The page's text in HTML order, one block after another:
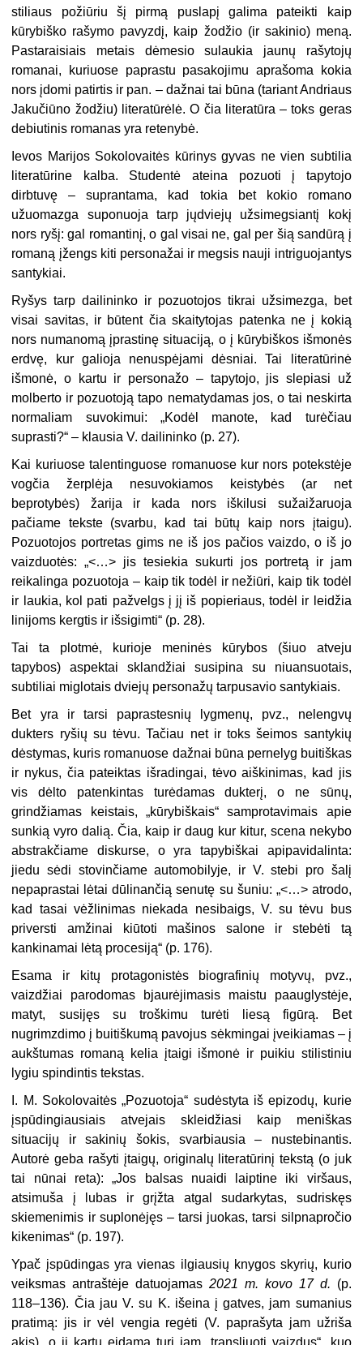
stiliaus požiūriu šį pirmą puslapį galima pateikti kaip
kūrybiško rašymo pavyzdį, kaip žodžio (ir sakinio) meną.
Pastaraisiais metais dėmesio sulaukia jaunų rašytojų
romanai, kuriuose paprastu pasakojimu aprašoma kokia
nors įdomi patirtis ir pan. – dažnai tai būna (tariant Andriaus
Jakučiūno žodžiu) literatūrėlė. O čia literatūra – toks geras
debiutinis romanas yra retenybė.
Ievos Marijos Sokolovaitės kūrinys gyvas ne vien subtilia
literatūrine kalba. Studentė ateina pozuoti į tapytojo
dirbtuvę – suprantama, kad tokia bet kokio romano
užuomazga suponuoja tarp jųdviejų užsimegsiantį kokį
nors ryšį: gal romantinį, o gal visai ne, gal per šią sandūrą į
romaną įžengs kiti personažai ir megsis nauji intriguojantys
santykiai.
Ryšys tarp dailininko ir pozuotojos tikrai užsimezga, bet
visai savitas, ir būtent čia skaitytojas patenka ne į kokią
nors numanomą įprastinę situaciją, o į kūrybiškos išmonės
erdvę, kur galioja nenuspėjami dėsniai. Tai literatūrinė
išmonė, o kartu ir personažo – tapytojo, jis slepiasi už
molberto ir pozuotoją tapo nematydamas jos, o tai neskirta
normaliam suvokimui: „Kodėl manote, kad turėčiau
suprasti?“ – klausia V. dailininko (p. 27).
Kai kuriuose talentinguose romanuose kur nors potekstėje
vogčia žerplėja nesuvokiamos keistybės (ar net
beprotybės) žarija ir kada nors iškilusi sužaižaruoja
pačiame tekste (svarbu, kad tai būtų kaip nors įtaigu).
Pozuotojos portretas gims ne iš jos pačios vaizdo, o iš jo
vaizduotės: „<…> jis tesiekia sukurti jos portretą ir jam
reikalinga pozuotoja – kaip tik todėl ir nežiūri, kaip tik todėl
ir laukia, kol pati pažvelgs į jį iš popieriaus, todėl ir leidžia
linijoms kergtis ir išsigimti“ (p. 28).
Tai ta plotmė, kurioje meninės kūrybos (šiuo atveju
tapybos) aspektai sklandžiai susipina su niuansuotais,
subtiliai miglotais dviejų personažų tarpusavio santykiais.
Bet yra ir tarsi paprastesnių lygmenų, pvz., nelengvų
dukters ryšių su tėvu. Tačiau net ir toks šeimos santykių
dėstymas, kuris romanuose dažnai būna pernelyg buitiškas
ir nykus, čia pateiktas išradingai, tėvo aiškinimas, kad jis
vis dėlto patenkintas turėdamas dukterį, o ne sūnų,
grindžiamas keistais, „kūrybiškais“ samprotavimais apie
sunkią vyro dalią. Čia, kaip ir daug kur kitur, scena nekybo
abstrakčiame diskurse, o yra tapybiškai apipavidalinta:
jiedu sėdi stovinčiame automobilyje, ir V. stebi pro šalį
nepaprastai lėtai dūlinančią senutę su šuniu: „<…> atrodo,
kad tasai vėžlinimas niekada nesibaigs, V. su tėvu bus
priversti amžinai kiūtoti mašinos salone ir stebėti tą
kankinamai lėtą procesiją“ (p. 176).
Esama ir kitų protagonistės biografinių motyvų, pvz.,
vaizdžiai parodomas bjaurėjimasis maistu paauglystėje,
matyt, susijęs su troškimu turėti liesą figūrą. Bet
nugrimzdimo į buitiškumą pavojus sėkmingai įveikiamas – į
aukštumas romaną kelia įtaigi išmonė ir puikiu stilistiniu
lygiu spindintis tekstas.
I. M. Sokolovaitės „Pozuotoja“ sudėstyta iš epizodų, kurie
įspūdingiausiais atvejais skleidžiasi kaip meniškas
situacijų ir sakinių šokis, svarbiausia – nustebinantis.
Autorė geba rašyti įtaigų, originalų literatūrinį tekstą (o juk
tai nūnai reta): „Jos balsas nuaidi laiptine iki viršaus,
atsimuša į lubas ir grįžta atgal sudarkytas, sudriskęs
skiemenimis ir suplonėjęs – tarsi juokas, tarsi silpnapročio
kikenimas“ (p. 197).
Ypač įspūdingas yra vienas ilgiausių knygos skyrių, kurio
veiksmas antraštėje datuojamas2021 m. kovo 17 d. (p.
118–136). Čia jau V. su K. išeina į gatves, jam sumanius
pratimą: jis ir vėl vengia regėti (V. paprašyta jam užriša
akis), o ji kartu eidama turi jam „transliuoti vaizdus“, kuo